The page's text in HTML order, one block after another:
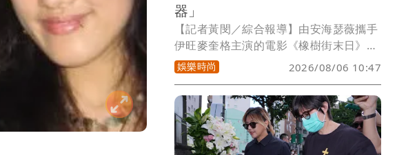
器」
【記者黃閔／綜合報導】由安海瑟薇攜手
伊旺麥奎格主演的電影《橡樹街末日》最
新終極預告正式曝光，真正戲份最重、最
搶眼的角色，是橫行史前世界的各種恐
龍。其中最令恐龍迷驚喜的，莫過於過去
在《侏羅紀公園》、《侏羅紀世界》系列
電影中從未登上大銀幕的遠古掠食者「腔
骨龍」正式現身。
娛樂時尚 2026/08/06 10:47